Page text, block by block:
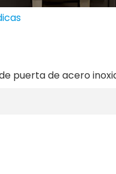
puerta de acero